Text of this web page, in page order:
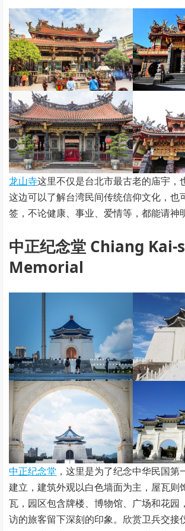
龙山寺这里不仅是台北市最古老的庙宇，
这边可以了解台湾民间传统信仰文化，也
签，不论健康、事业、爱情等，都能请神
中正纪念堂 Chiang Kai-
Memorial
中正纪念堂 ，这里是为了纪念中华民国第
建立，建筑外观以白色墙面为主，屋瓦则
瓦，园区包含牌楼、博物馆、广场和花园
访的旅客留下深刻的印象。欣赏卫兵交接